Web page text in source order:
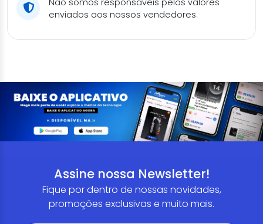
enviados aos nossos vendedores.
Assine nossa Newsletter!
Fique por dentro de nossas novidades,
promoções exclusivas e muito mais.